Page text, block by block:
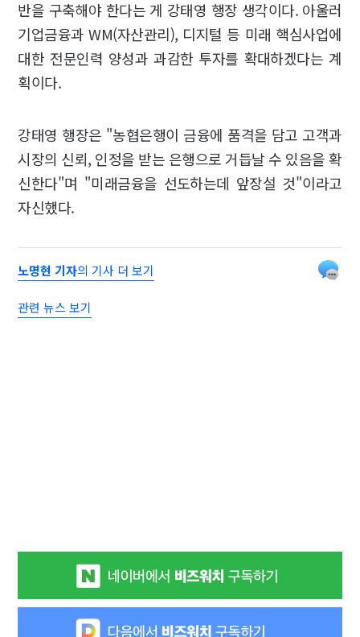
반을 구축해야 한다는 게 강태영 행장 생각이다. 아울러
기업금융과 WM(자산관리), 디지털 등 미래 핵심사업에
대한 전문인력 양성과 과감한 투자를 확대하겠다는 계
획이다.
강태영 행장은 "농협은행이 금융에 품격을 담고 고객과
시장의 신뢰, 인정을 받는 은행으로 거듭날 수 있음을 확
신한다"며 "미래금융을 선도하는데 앞장설 것"이라고
자신했다.
노명현 기자의 기사 더 보기
관련 뉴스 보기